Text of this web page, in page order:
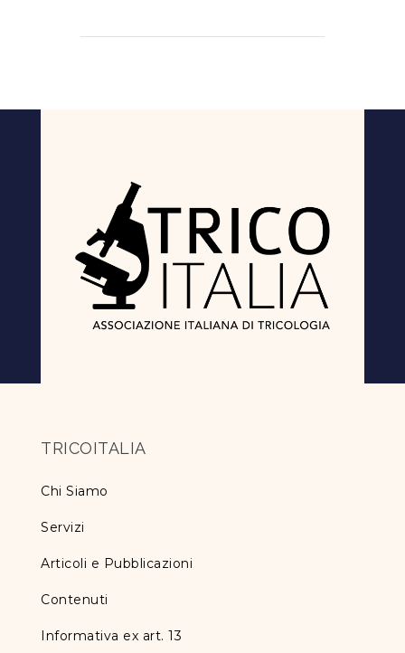
TRICOITALIA
Chi Siamo
Servizi
Articoli e Pubblicazioni
Contenuti
Informativa ex art. 13